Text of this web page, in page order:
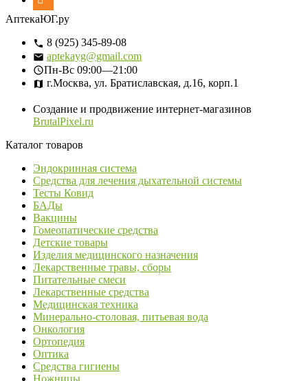
АптекаЮГ.ру
8 (925) 345-89-08
aptekayg@gmail.com
Пн-Вс 09:00—21:00
г.Москва, ул. Братиславская, д.16, корп.1
Создание и продвижение интернет-магазинов
BrutalPixel.ru
Каталог товаров
Эндокринная система
Средства для лечения дыхательной системы
Тесты Ковид
БАДы
Вакцины
Гомеопатические средства
Детские товары
Изделия медицинского назначения
Лекарственные травы, сборы
Питательные смеси
Лекарственные средства
Медицинская техника
Минерально-столовая, питьевая вода
Онкология
Ортопедия
Оптика
Средства гигиены